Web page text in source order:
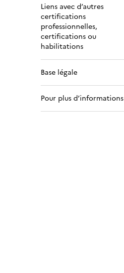
Liens avec d’autres
certifications
professionnelles,
certifications ou
habilitations
Base légale
Pour plus d’informations